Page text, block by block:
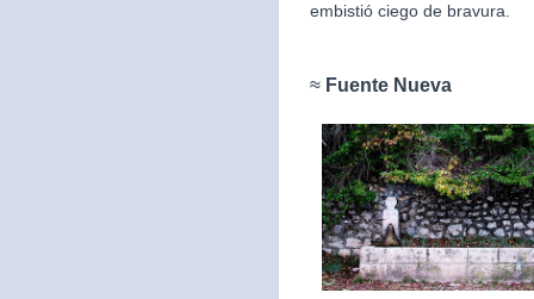
embistió ciego de bravura.
≈ Fuente Nueva